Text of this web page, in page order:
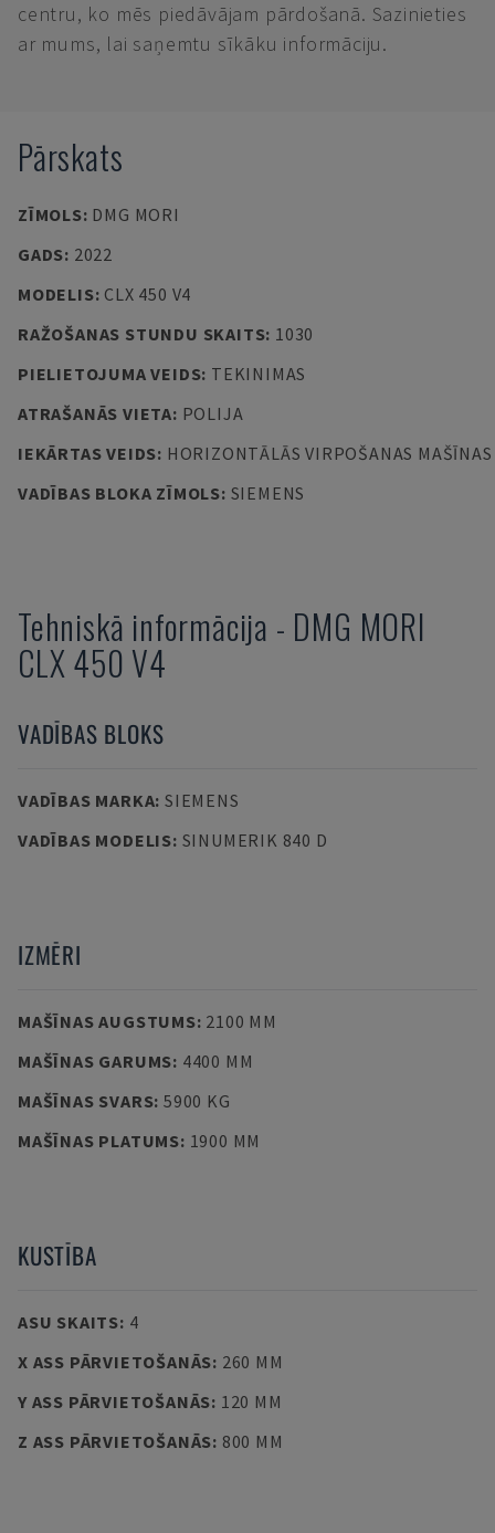
centru, ko mēs piedāvājam pārdošanā. Sazinieties
ar mums, lai saņemtu sīkāku informāciju.
Pārskats
ZĪMOLS: DMG MORI
GADS: 2022
MODELIS: CLX 450 V4
RAŽOŠANAS STUNDU SKAITS: 1030
PIELIETOJUMA VEIDS: TEKINIMAS
ATRAŠANĀS VIETA: POLIJA
IEKĀRTAS VEIDS: HORIZONTĀLĀS VIRPOŠANAS MAŠĪNAS
VADĪBAS BLOKA ZĪMOLS: SIEMENS
Tehniskā informācija - DMG MORI
CLX 450 V4
VADĪBAS BLOKS
VADĪBAS MARKA: SIEMENS
VADĪBAS MODELIS: SINUMERIK 840 D
IZMĒRI
MAŠĪNAS AUGSTUMS: 2100 MM
MAŠĪNAS GARUMS: 4400 MM
MAŠĪNAS SVARS: 5900 KG
MAŠĪNAS PLATUMS: 1900 MM
KUSTĪBA
ASU SKAITS: 4
X ASS PĀRVIETOŠANĀS: 260 MM
Y ASS PĀRVIETOŠANĀS: 120 MM
Z ASS PĀRVIETOŠANĀS: 800 MM